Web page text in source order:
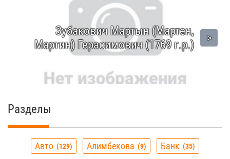
Зубакович Мартын (Мартен,
Мартин) Герасимович (1769 г.р.)
Разделы
Авто 129 Алимбекова 9 Банк 35